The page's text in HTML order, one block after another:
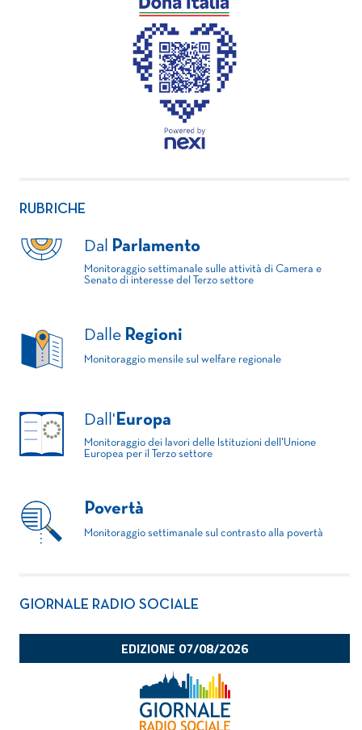
RUBRICHE
Dal Parlamento
Monitoraggio settimanale sulle attività di Camera e
Senato di interesse del Terzo settore
Dalle Regioni
Monitoraggio mensile sul welfare regionale
Dall' Europa
Monitoraggio dei lavori delle Istituzioni dell'Unione
Europea per il Terzo settore
Povertà
Monitoraggio settimanale sul contrasto alla povertà
GIORNALE RADIO SOCIALE